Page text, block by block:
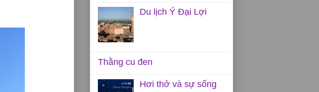
Du lịch Ý Đại Lợi
Thằng cu đen
Hơi thở và sự sống